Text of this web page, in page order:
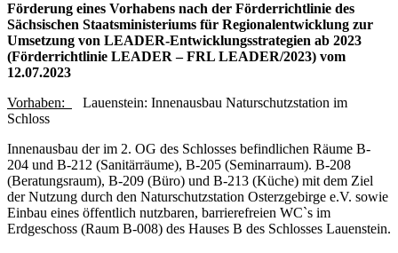
Förderung eines Vorhabens nach der Förderrichtlinie des
Sächsischen Staatsministeriums für Regionalentwicklung zur
Umsetzung von LEADER-Entwicklungsstrategien ab 2023
(Förderrichtlinie LEADER – FRL LEADER/2023) vom
12.07.2023
Vorhaben:
Lauenstein: Innenausbau Naturschutzstation im
Schloss
Innenausbau der im 2. OG des Schlosses befindlichen Räume B-
204 und B-212 (Sanitärräume), B-205 (Seminarraum). B-208
(Beratungsraum), B-209 (Büro) und B-213 (Küche) mit dem Ziel
der Nutzung durch den Naturschutzstation Osterzgebirge e.V. sowie
Einbau eines öffentlich nutzbaren, barrierefreien WC`s im
Erdgeschoss (Raum B-008) des Hauses B des Schlosses Lauenstein.